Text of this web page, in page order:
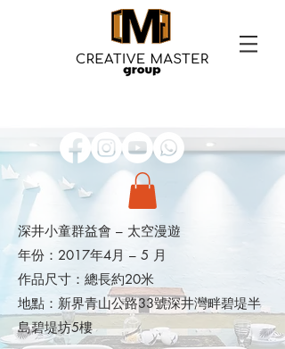
深井小童群益會 – 太空漫遊
年份：2017年4月 – 5 月
作品尺寸：總長約20米
地點：新界青山公路33號深井灣畔碧堤半
島碧堤坊5樓